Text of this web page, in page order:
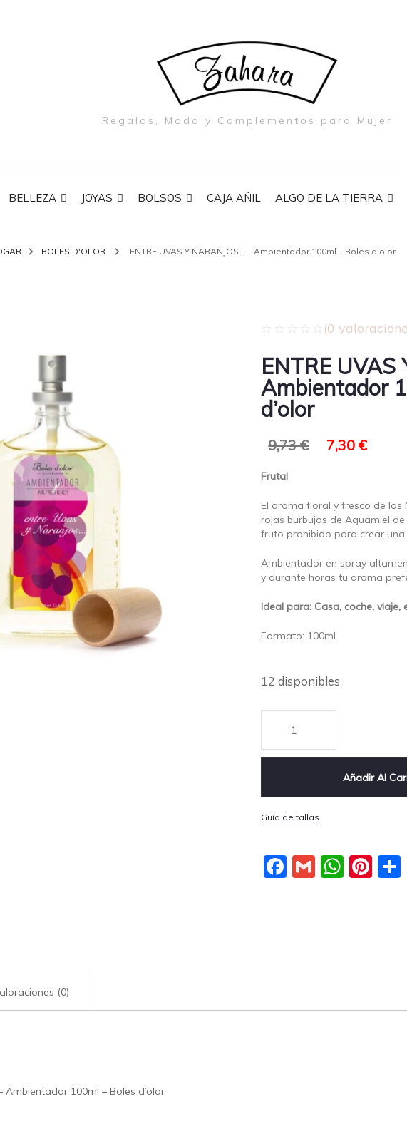
Regalos, Moda y Complementos para Mujer
BELLEZA JOYAS BOLSOS CAJA AÑIL ALGO DE LA TIERRA
BOLES D'OLOR ENTRE UVAS Y NARANJOS… – Ambientador 100ml – Boles d’olor
(0
ENTRE UVAS
Ambientador
d’olor
9,73€ 7,30€
Frutal
El aroma floral y fresco de los
rojas burbujas de Aguamiel
fruto prohibido para crear
Ambientador en spray
y durante horas tu aroma
Ideal para: Casa, coche, viaje,
Formato: 100ml.
12 disponibles
Añadir Al
Guía de tallas
Facebook
Gmail
(0)
Ambientador 100ml – Boles d’olor